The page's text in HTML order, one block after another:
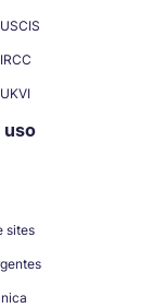
uso
sites